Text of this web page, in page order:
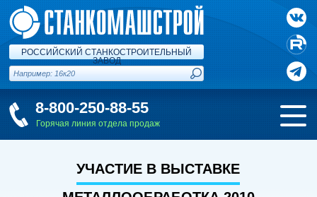
РОССИЙСКИЙ СТАНКОСТРОИТЕЛЬНЫЙ
ЗАВОД
8-800-250-88-55
Горячая линия отдела продаж
УЧАСТИЕ В ВЫСТАВКЕ